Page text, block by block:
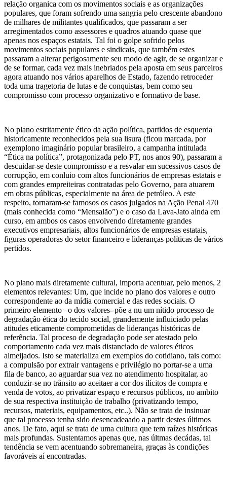
relação organica com os movimentos sociais e as organizações
populares, que foram sofrendo uma sangria pelo crescente abandono
de milhares de militantes qualificados, que passaram a ser
arregimentados como assessores e quadros atuando quase que
apenas nos espaços estatais. Tal foi o golpe sofrido pelos
movimentos sociais populares e sindicais, que também estes
passaram a alterar perigosamente seu modo de agir, de se organizar e
de se formar, cada vez mais inebriados pela aposta em seus parceiros
agora atuando nos vários aparelhos de Estado, fazendo retroceder
toda uma tragetoria de lutas e de conquistas, bem como seu
compromisso com processo organizativo e formativo de base.
No plano estritamente ético da ação política, partidos de esquerda
historicamente reconhecidos pela sua lisura (ficou marcada, por
exemplono imaginário popular brasileiro, a campanha intitulada
“Ética na política”, protagonizada pelo PT, nos anos 90), passaram a
descuidar-se deste compromisso e a resvalar em sucessivos casos de
corrupção, em conluio com altos funcionários de empresas estatais e
com grandes empreiteiras contratadas pelo Governo, para atuarem
em obras públicas, especialmente na área de petróleo. A este
respeito, tornaram-se famosos os casos julgados na Ação Penal 470
(mais conhecida como “Mensalão”) e o caso da Lava-Jato ainda em
curso, em ambos os casos envolvendo diretamente grandes
executivos empresariais, altos funcionários de empresas estatais,
figuras operadoras do setor financeiro e lideranças políticas de vários
pertidos.
No plano mais diretamente cultural, importa acentuar, pelo menos, 2
elementos relevantes: Um, que incide no plano dos valores e outro
correspondente ao da mídia comercial e das redes sociais. O
primeiro elemento –o dos valores- põe a nu um nítido processo de
degradação ética do tecido social, grandemente influiciado pelas
atitudes eticamente comprometidas de lideranças históricas de
referência. Tal proceso de degradação pode ser atestado pelo
comportamento cada vez mais distanciado de valores éticos
almeijados. Isto se materializa em exemplos do cotidiano, tais como:
a compulsão por extrair vantagens e privilégio no portar-se a uma
fila de banco, ao aguardar sua vez no atendimento hospitalar, ao
conduzir-se no trânsito ao aceitaer a cor dos ilícitos de compra e
venda de votos, ao privatizar espaço e recursos públicos, no ambito
de sua respectiva instituição de trabalho (privatizando tempo,
recursos, materiais, equipamentos, etc..). Não se trata de insinuar
que tal processo tenha sido desencadeaado a partir destes últimos
anos. De fato, aqui se trata de uma cultura que tem raízes históricas
mais profundas. Sustentamos apenas que, nas últmas decádas, tal
tendência se vem acentuando sobremaneira, graças às condições
favoráveis aí encontradas.